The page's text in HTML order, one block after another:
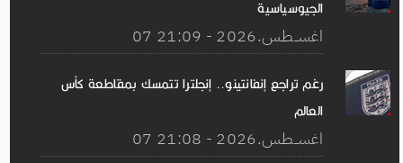
الجيوسياسية
07 اغســطس.2026 - 21:09
رغم تراجع إنفانتينو.. إنجلترا تتمسك بمقاطعة كأس
العالم
07 اغســطس.2026 - 21:08